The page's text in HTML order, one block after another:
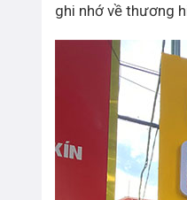
ghi nhớ về thương